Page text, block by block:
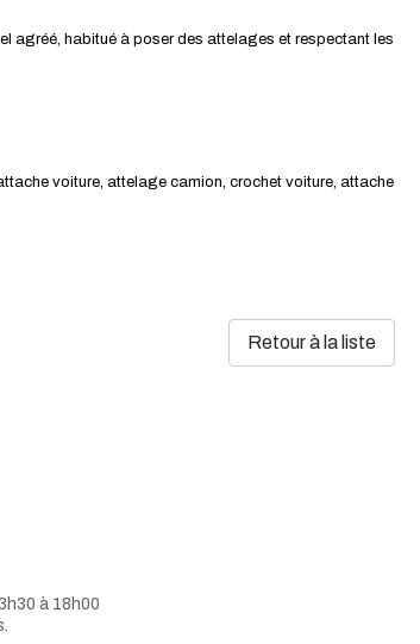
agréé, habitué à poser des attelages et respectant les
voiture, attelage camion, crochet voiture, attache
Retour à la liste
à 18h00